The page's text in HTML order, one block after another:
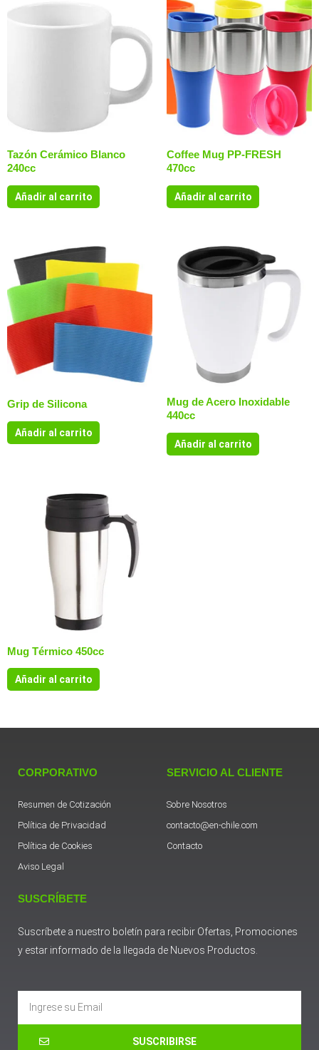
Tazón Cerámico Blanco
240cc
Añadir al carrito
Coffee Mug PP-FRESH
470cc
Añadir al carrito
Grip de Silicona
Añadir al carrito
Mug de Acero Inoxidable
440cc
Añadir al carrito
Mug Térmico 450cc
Añadir al carrito
CORPORATIVO
Resumen de Cotización
Política de Privacidad
Política de Cookies
Aviso Legal
SERVICIO AL CLIENTE
Sobre Nosotros
contacto@en-chile.com
Contacto
SUSCRÍBETE
Suscríbete a nuestro boletín para recibir Ofertas, Promociones
y estar informado de la llegada de Nuevos Productos.
SUSCRIBIRSE